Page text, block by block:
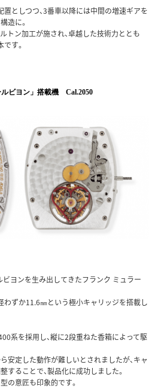
としつつ、3番車以降には中間の増速ギアを
造に。
トン加工が施され、卓越した技術力ととも
す。
ビヨン」搭載機 Cal.2050
ビヨンを生み出してきたフランク ミュラー
わずか11.6㎜という極小キャリッジを搭載し
系を採用し、縦に2段重ねた香箱によって駆
安定した動作が難しいとされましたが、キャ
することで、製品化に成功しました。
の意匠も印象的です。